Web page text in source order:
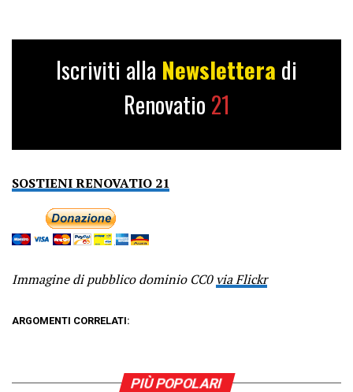
Iscriviti alla Newslettera di
Renovatio 21
SOSTIENI RENOVATIO 21
Immagine di pubblico dominio CC0via Flickr
ARGOMENTI CORRELATI:
PIÙ POPOLARI